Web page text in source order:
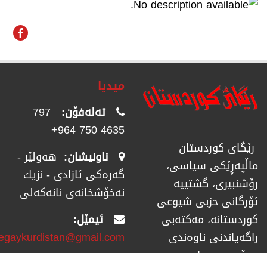
رێگای كوردستان
ماڵپەڕێكی سیاسی،
رۆشنبیری، گشتییە
ئۆرگانی حزبی شیوعی
كوردستانە، مەكتەبی
راگەیاندنی ناوەندی
میدیا
تەلەفۆن: 797
4635 750 964+
ناونیشان: هەولێر -
گەرەکی ئازادی - نزیك
نەخۆشخانەی نانەکەلی
ئیمێل: